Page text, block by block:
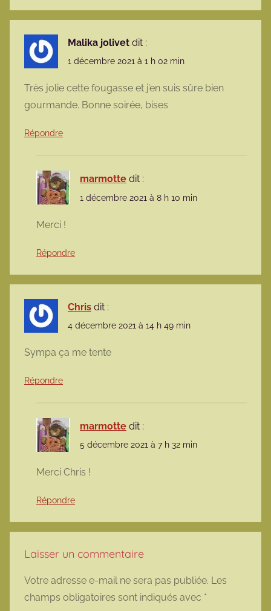
Malika jolivet dit :
1 décembre 2021 à 1 h 02 min
Très jolie cette fougasse et j’en suis sûre bien
gourmande. Bonne soirée, bises
Répondre
marmotte dit :
1 décembre 2021 à 8 h 10 min
Merci !
Répondre
Chris dit :
4 décembre 2021 à 14 h 49 min
Sympa ça me tente
Répondre
marmotte dit :
5 décembre 2021 à 7 h 32 min
Merci Chris !
Répondre
Laisser un commentaire
Votre adresse e-mail ne sera pas publiée. Les
champs obligatoires sont indiqués avec *